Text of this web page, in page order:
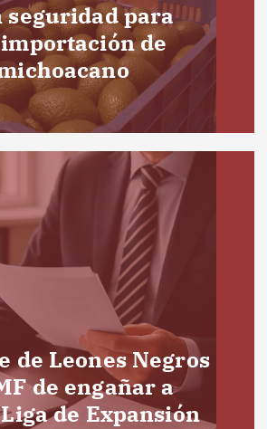
seguridad para
de
de Leones Negros
de engañar a
de Expansión